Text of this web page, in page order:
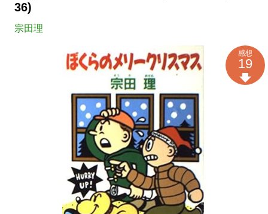
36)
宗田理
感想
19